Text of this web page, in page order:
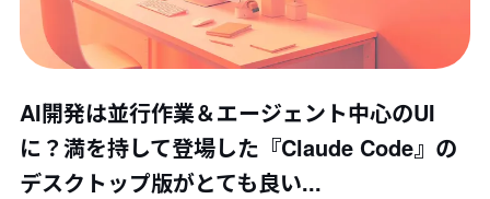
AI開発は並行作業＆エージェント中心のUI
に？満を持して登場した『Claude Code』の
デスクトップ版がとても良い...